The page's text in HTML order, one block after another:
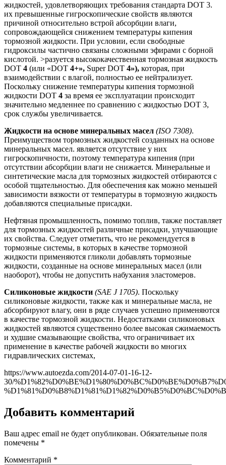
жидкостей, удовлетворяющих требования стандарта DOT 3.
их превышенные гигроскопические свойств являются
причиной относительно встрой абсорбции влаги,
сопровождающейся снижением температуры кипения
тормозной жидкости. При условии, если свободные
гидроксилы частично связаны сложными эфирами с борной
кислотой. >разуется высококачественная тормозная жидкость
DOT 4 (или «DOT 4+», Super DOT 4»), которая, при
взаимодействии с влагой, полностью ее нейтрализует.
Поскольку снижение темпе­ратуры кипения тормозной
жидкости DOT 4 за время ее эксплуатации происходит
значительно медленнее по сравнению с жидкостью DOT 3,
срок службы увеличивается.
Жидкости на основе минеральных масел (ISO 7308).
Преимуществом тормозных жидкостей созданных на основе
минеральных масел. является отсутствие у них
гигроскопичности, поэтому температура кипения (при
отсутствии абсорбции влаги не снижается. Минеральные и
синтетические масла для тормозных жидкостей отбираются с
особой тщательностью. Для обеспечения как можно меньшей
зависимости вязкости от температуры в тормозную жидкость
добавляются спе­циальные присадки.
Нефтяная промышленность, помимо топлив, также поставляет
для тормоз­ных жидкостей различные присадки, улучшающие
их свойства. Следует от­метить, что не рекомендуется в
тормоз­ные системы, в которых в качестве тормозной
жидкости применяются гликоли добавлять тормозные
жидкости, соз­данные на основе минеральных масел (или
наоборот), чтобы не допустить на­бухания эластомеров.
Силиконовые жидкости (SAE J 1705). Поскольку
силиконовые жидкости, так­же как и минеральные масла, не
абсор­бируют влагу, они в ряде случаев ус­пешно применяются
в качестве тормоз­ной жидкости. Недостатками сили­коновых
жидкостей являются сущест­венно более высокая сжимаемость
и худшие смазывающие свойства, что ог­раничивает их
применение в качестве рабочей жидкости во многих
гидравли­ческих системах,
https://www.autoezda.com/2014-07-01-16-12-
30/
Добавить комментарий
Ваш адрес email не будет опубликован. Обязательные поля
помечены *
Комментарий *